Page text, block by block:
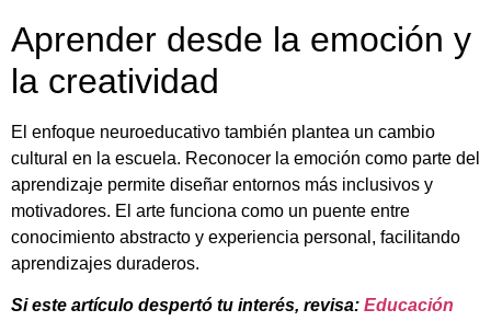
Aprender desde la emoción y
la creatividad
El enfoque neuroeducativo también plantea un cambio
cultural en la escuela. Reconocer la emoción como parte del
aprendizaje permite diseñar entornos más inclusivos y
motivadores. El arte funciona como un puente entre
conocimiento abstracto y experiencia personal, facilitando
aprendizajes duraderos.
Si este artículo despertó tu interés, revisa: Educación